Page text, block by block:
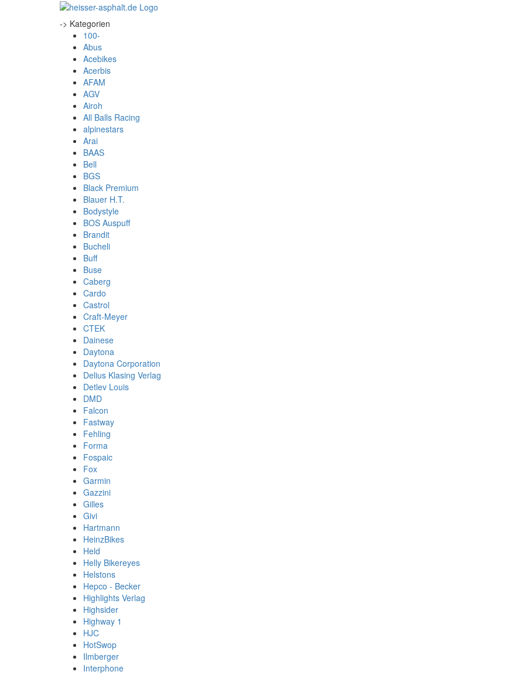
-> Kategorien
100-
Abus
Acebikes
Acerbis
AFAM
AGV
Airoh
All Balls Racing
alpinestars
Arai
BAAS
Bell
BGS
Black Premium
Blauer H.T.
Bodystyle
BOS Auspuff
Brandit
Bucheli
Buff
Buse
Caberg
Cardo
Castrol
Craft-Meyer
CTEK
Dainese
Daytona
Daytona Corporation
Delius Klasing Verlag
Detlev Louis
DMD
Falcon
Fastway
Fehling
Forma
Fospaic
Fox
Garmin
Gazzini
Gilles
Givi
Hartmann
HeinzBikes
Held
Helly Bikereyes
Helstons
Hepco - Becker
Highlights Verlag
Highsider
Highway 1
HJC
HotSwop
Ilmberger
Interphone